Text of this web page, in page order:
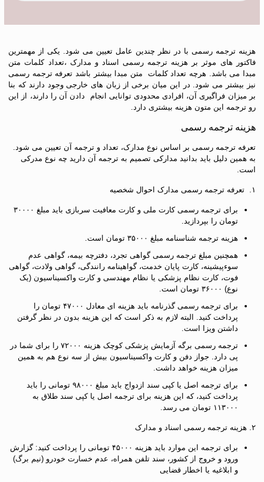
هزینه ترجمه رسمی با در نظر چندین عامل تعیین می شود. یکی از مهمترین
فاکتور های موثر بر هزینه ترجمه رسمی اسناد و مدارک ،تعداد کلمات متن
مبدا می باشد. هرچه تعداد کلمات متن مبدا بیشتر باشد تعرفه ترجمه رسمی
نیز بیشتر می شود. در این میان برخی از زبان های خارجی وجود دارند که بنا
بر میزان فراگیری آن، افرادی محدودی توانایی انجام دادن آن را دارند، از این
رو ترجمه این متون هزینه بیشتری دارد.
هزینه ترجمه رسمی
تعرفه ترجمه رسمی بر اساس نوع مدارک، تعداد و ترجمه آن تعیین می شود.
به همین دلیل باید بدانید مدارکی تصمیم به ترجمه آن دارید چه نوع مدرکی
است.
۱. تعرفه ترجمه رسمی مدارک احوال شخصیه
برای ترجمه رسمی کارت ملی و کارت معافیت سربازی باید مبلغ ۳۰۰۰۰
تومان را بپردازید.
هزینه ترجمه شناسنامه مبلغ ۳۵۰۰۰ تومان است.
همچنین مبلغ ترجمه رسمی گواهی تجرد، دفترچه بیمه، گواهی عدم
سوءپیشینه، کارت پایان خدمت، گواهینامه رانندگی، گواهی ولادت، گواهی
فوت، کارت نظام پزشکی یا نظام مهندسی و کارت واکسیناسیون (یک
نوع) ۳۶۰۰۰ تومان است.
برای ترجمه رسمی گذرنامه باید هزینه ای معادل ۴۷۰۰۰ تومان را
پرداخت کنید. البته لازم به ذکر است که این هزینه بدون در نظر گرفتن
داشتن ویزا است.
ترجمه رسمی برگه آزمایش پزشکی کوچک هزینه‌ ۷۲۰۰۰ را برای شما در
پی دارد. جواز دفن و کارت واکسیناسیون بیش از سه نوع هم به همین
میزان هزینه خواهد داشت.
برای ترجمه اصل یا کپی سند ازدواج باید مبلغ ۹۸۰۰۰ تومانی را باید
پرداخت کنید، که این هزینه برای ترجمه اصل یا کپی سند طلاق به
۱۱۳۰۰۰ تومان می رسد.
۲. هزینه ترجمه رسمی اسناد و مدارک
برای ترجمه این موارد باید هزینه ۴۵۰۰۰ تومانی را پرداخت کنید: گزارش
ورود و خروج از کشور، سند تلفن همراه، عدم خسارت خودرو (نیم برگ)
و ابلاغیه یا اخطار قضایی